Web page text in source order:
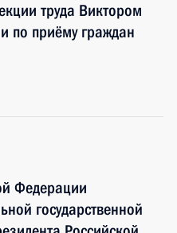
труда Виктором
по приёму граждан
Федерации
государственной